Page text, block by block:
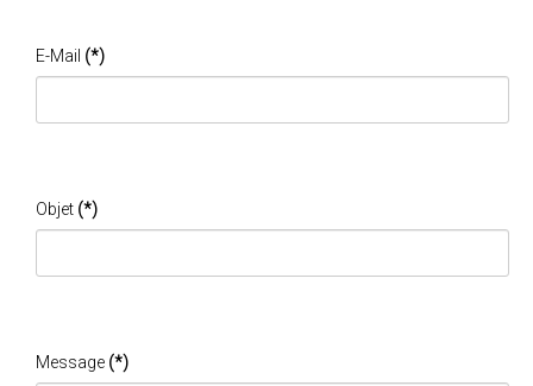
E-Mail (*)
Objet (*)
Message (*)